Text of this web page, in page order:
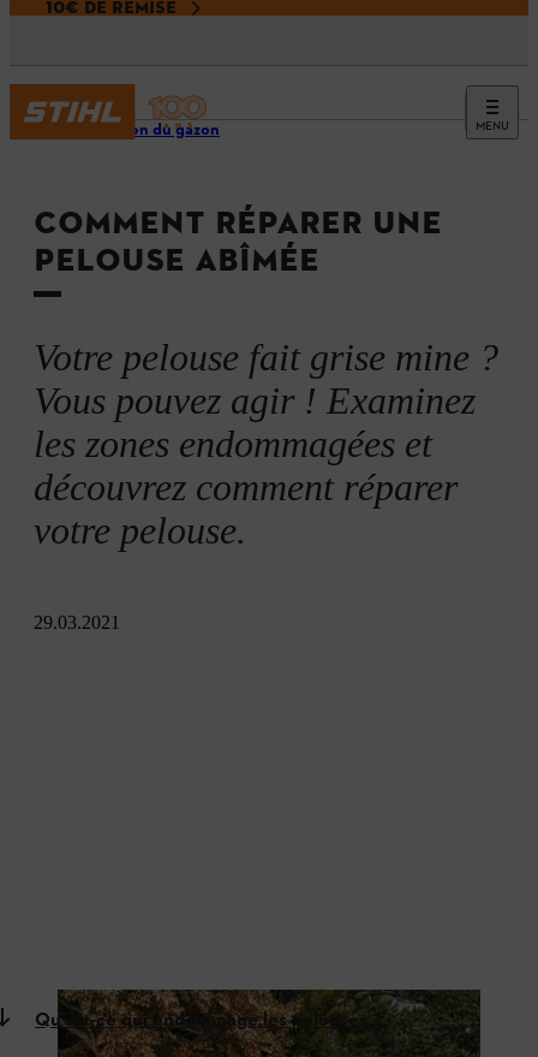
10€ DE REMISE
MENU
Entretien du gazon
COMMENT RÉPARER UNE
PELOUSE ABÎMÉE
Votre pelouse fait grise mine ?
Vous pouvez agir ! Examinez
les zones endommagées et
découvrez comment réparer
votre pelouse.
29.03.2021
Qu’est-ce qui endommage les pelouses ?